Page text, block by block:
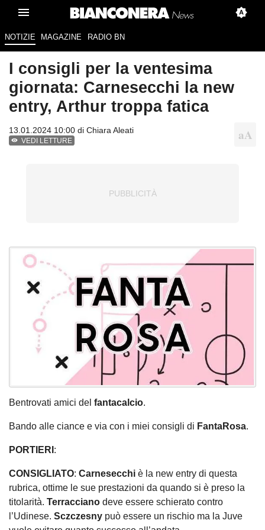
NOTIZIE MAGAZINE RADIO BN
I consigli per la ventesima
giornata: Carnesecchi la new
entry, Arthur troppa fatica
13.01.2024 10:00 di Chiara Aleati
VEDI LETTURE
Bentrovati amici del fantacalcio.
Bando alle ciance e via con i miei consigli di FantaRosa.
PORTIERI :
CONSIGLIATO: Carnesecchi è la new entry di questa
rubrica, ottime le sue prestazioni da quando si è preso la
titolarità. Terracciano deve essere schierato contro
l’Udinese. Sczczesny può essere un rischio ma la Juve